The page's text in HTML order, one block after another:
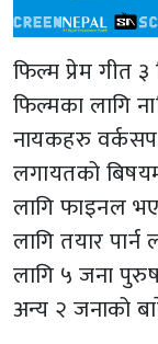
फिल्म प्रेम गीत ३
फिल्मका लागि
नायकहरु
लगायतको
लागि फाइनल
लागि तयार
लागि ५ जना
अन्य २ जनाको